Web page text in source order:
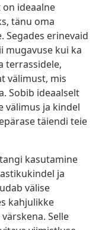
ideaalne
tänu oma
Segades erinevaid
mugavuse kui ka
terrassidele,
välimust, mis
Sobib ideaalselt
välimus ja kindel
täiendi teie
kasutamine
ja
välise
kahjulikke
Selle